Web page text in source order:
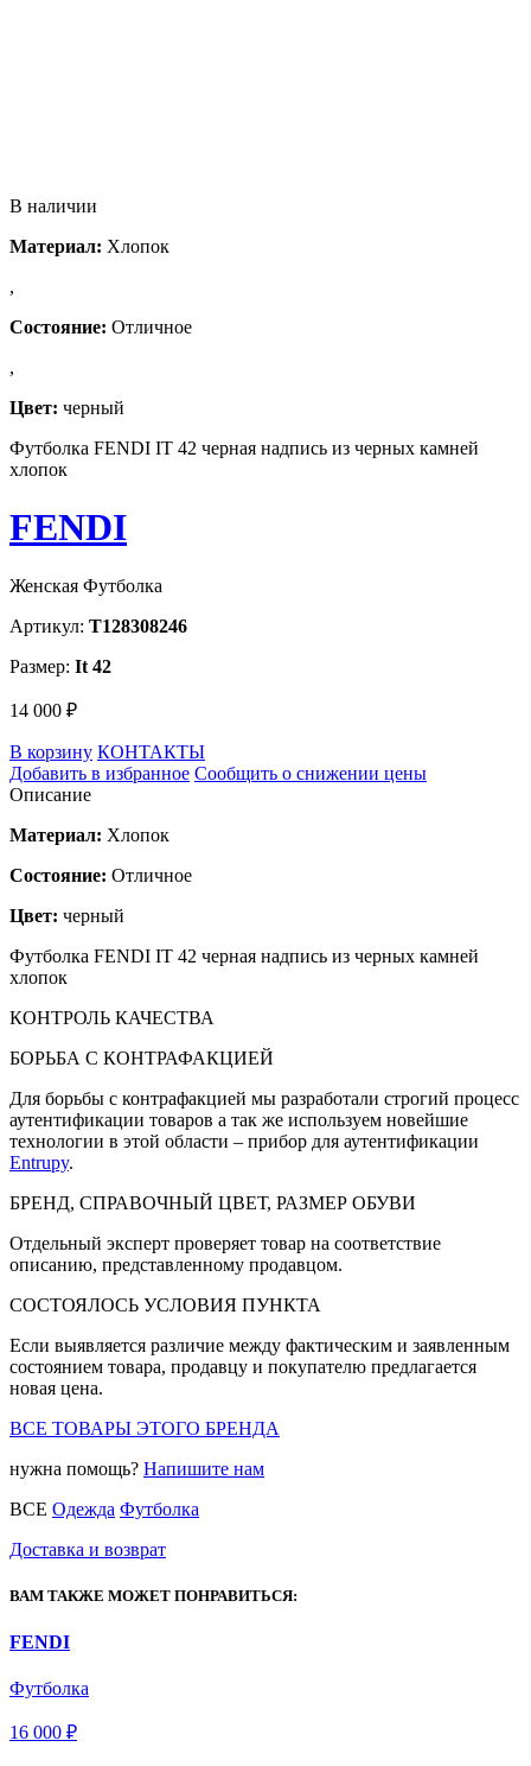
В наличии
Материал: Хлопок
,
Состояние: Отличное
,
Цвет: черный
Футболка FENDI IT 42 черная надпись из черных камней
хлопок
FENDI
Женская Футболка
Артикул: T128308246
Размер: It 42
14 000 ₽
В корзину КОНТАКТЫ
Добавить в избранное Сообщить о снижении цены
Описание
Материал: Хлопок
Состояние: Отличное
Цвет: черный
Футболка FENDI IT 42 черная надпись из черных камней
хлопок
КОНТРОЛЬ КАЧЕСТВА
БОРЬБА С КОНТРАФАКЦИЕЙ
Для борьбы с контрафакцией мы разработали строгий процесс
аутентификации товаров а так же используем новейшие
технологии в этой области – прибор для аутентификации
Entrupy.
БРЕНД, СПРАВОЧНЫЙ ЦВЕТ, РАЗМЕР ОБУВИ
Отдельный эксперт проверяет товар на соответствие
описанию, представленному продавцом.
СОСТОЯЛОСЬ УСЛОВИЯ ПУНКТА
Если выявляется различие между фактическим и заявленным
состоянием товара, продавцу и покупателю предлагается
новая цена.
ВСЕ ТОВАРЫ ЭТОГО БРЕНДА
нужна помощь? Напишите нам
ВСЕ Одежда Футболка
Доставка и возврат
ВАМ ТАКЖЕ МОЖЕТ ПОНРАВИТЬСЯ:
FENDI
Футболка
16 000 ₽